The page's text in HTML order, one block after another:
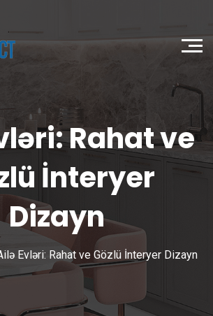
Rahat ve
İnteryer
Dizayn
Evləri: Rahat ve Gözlü İnteryer Dizayn